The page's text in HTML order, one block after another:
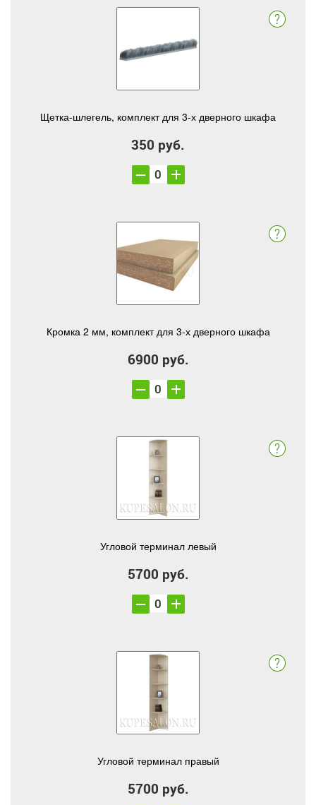
Щетка-шлегель, комплект для 3-х дверного шкафа
350 руб.
Кромка 2 мм, комплект для 3-х дверного шкафа
6900 руб.
Угловой терминал левый
5700 руб.
Угловой терминал правый
5700 руб.